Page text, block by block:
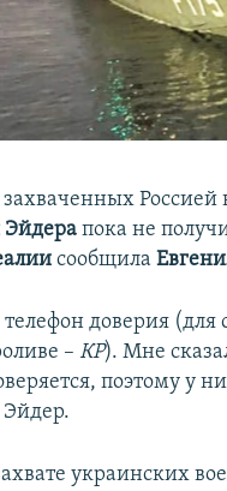
Эйдерапока не
сообщила
телефон доверия
–КР). Мне
поэтому у
Эйдер.
украинских